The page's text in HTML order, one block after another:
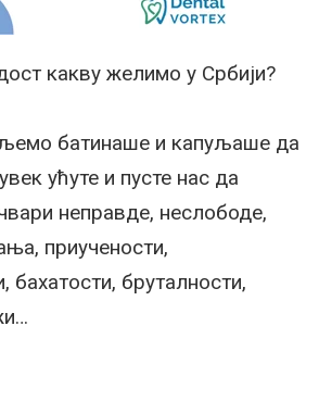
какву желимо у Србији?
батинаше и капуљаше да
ућуте и пусте нас да
неправде, неслободе,
приучености,
бахатости, бруталности,